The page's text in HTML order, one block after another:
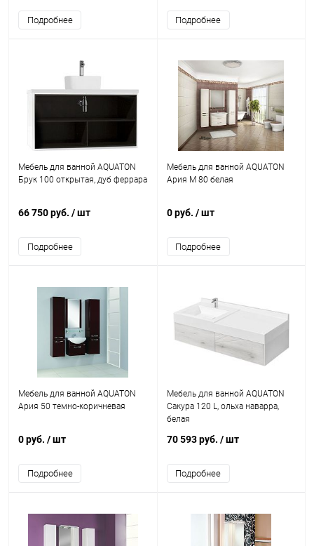
Подробнее Подробнее
Мебель для ванной AQUATON
Брук 100 открытая, дуб феррара
66 750 руб. / шт
Подробнее
Мебель для ванной AQUATON
Ария М 80 белая
0 руб. / шт
Подробнее
Мебель для ванной AQUATON
Ария 50 темно-коричневая
0 руб. / шт
Подробнее
Мебель для ванной AQUATON
Сакура 120 L, ольха наварра,
белая
70 593 руб. / шт
Подробнее